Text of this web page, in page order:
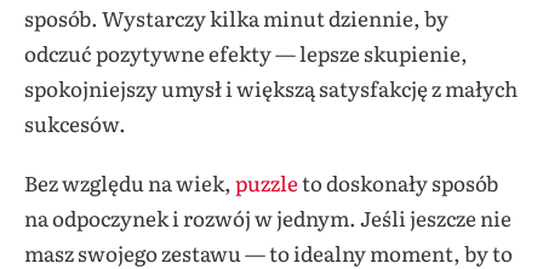
sposób. Wystarczy kilka minut dziennie, by
odczuć pozytywne efekty — lepsze skupienie,
spokojniejszy umysł i większą satysfakcję z małych
sukcesów.
Bez względu na wiek, puzzleto doskonały sposób
na odpoczynek i rozwój w jednym. Jeśli jeszcze nie
masz swojego zestawu — to idealny moment, by to